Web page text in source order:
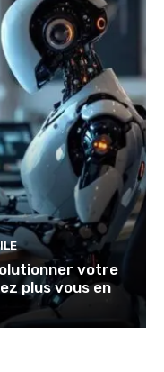
votre
plus vous en